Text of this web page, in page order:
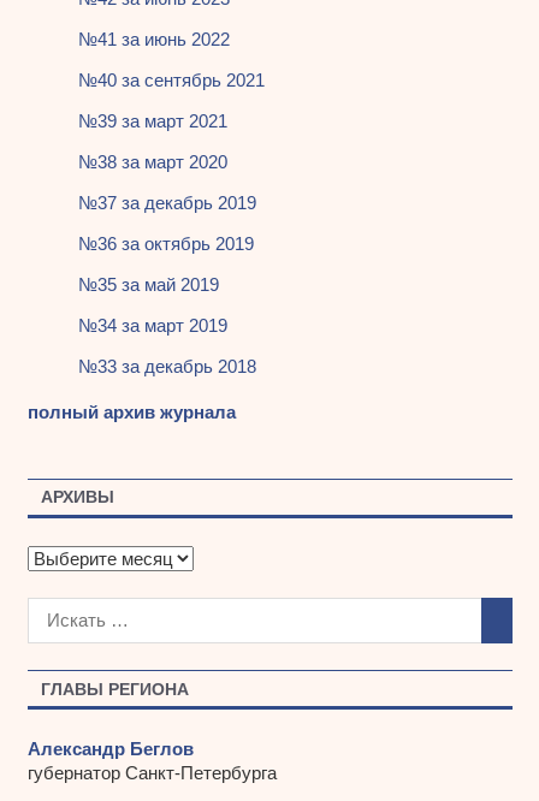
ГЛАВЫ РЕГИОНА
Александр Беглов
губернатор Санкт-Петербурга
№41 за июнь 2022
№40 за сентябрь 2021
№39 за март 2021
№38 за март 2020
№37 за декабрь 2019
№36 за октябрь 2019
№35 за май 2019
№34 за март 2019
№33 за декабрь 2018
полный архив журнала
АРХИВЫ
А
х
ы